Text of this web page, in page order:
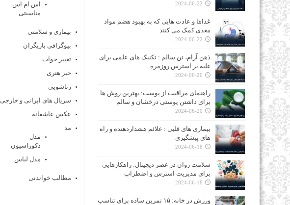
اس ام اس
مناسبتی
بیماری و سلامتی
بیوگرافی بازیگران
تعبیر خواب
خبر هنری
زناشویی
سریال های ایرانی و خارجی
عکس عاشقانه
مد
مدل
دکوراسیون
مدل لباس
مطالب خواندنی
2024-06-22
غذاها و عادت‌ هایی که به بهبود هضم مواد
مغذی کمک می‌ کنند
2024-06-22
ذهن آرام، تن سالم : تکنیک‌ های علمی برای
غلبه بر استرس روزمره
2024-06-20
راهنمای مراقبت از پوست: بهترین روش‌ ها
برای داشتن پوستی درخشان و سالم
2024-06-20
بیماری‌ های قلبی : علائم هشداردهنده و راه‌
های پیشگیری
2024-06-18
سلامت روان در عصر دیجیتال: راهکارهایی
برای مدیریت استرس و اضطراب
2024-06-18
ورزش در خانه: ۱۵ تمرین ساده برای تناسب